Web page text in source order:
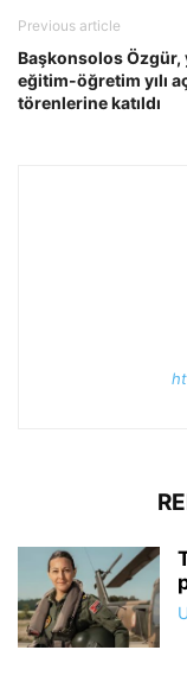
Previous article
Başkonsolos Özgür,
eğitim-öğretim yılı
törenlerine katıldı